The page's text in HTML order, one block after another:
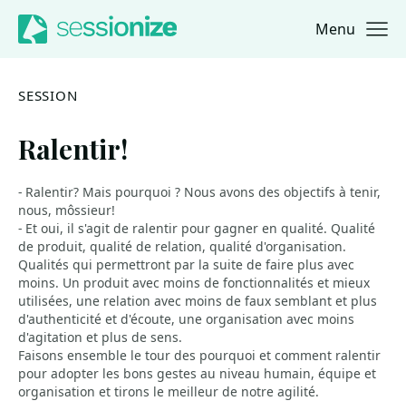
Jump to navigation
Jump to content Menu
SESSION
Ralentir!
- Ralentir? Mais pourquoi ? Nous avons des objectifs à tenir,
nous, môssieur!
- Et oui, il s'agit de ralentir pour gagner en qualité. Qualité
de produit, qualité de relation, qualité d'organisation.
Qualités qui permettront par la suite de faire plus avec
moins. Un produit avec moins de fonctionnalités et mieux
utilisées, une relation avec moins de faux semblant et plus
d'authenticité et d'écoute, une organisation avec moins
d'agitation et plus de sens.
Faisons ensemble le tour des pourquoi et comment ralentir
pour adopter les bons gestes au niveau humain, équipe et
organisation et tirons le meilleur de notre agilité.